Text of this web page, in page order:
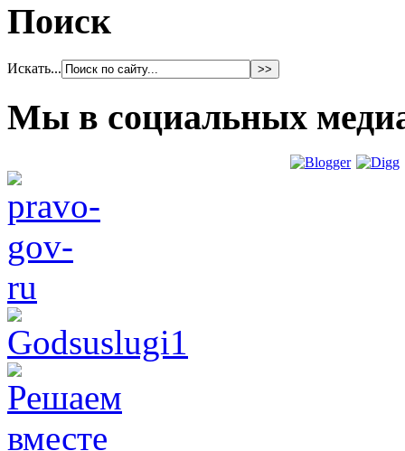
Поиск
Искать...
Мы в социальных